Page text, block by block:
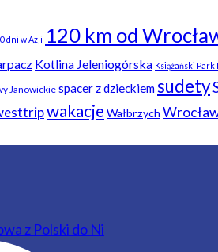
dni w Azji 120 km od
Kotlina Jeleniogórska Książański Park
Janowickiespacer z dzieckiemsudety
wakacje Wałbrzych
z Polski do Ni